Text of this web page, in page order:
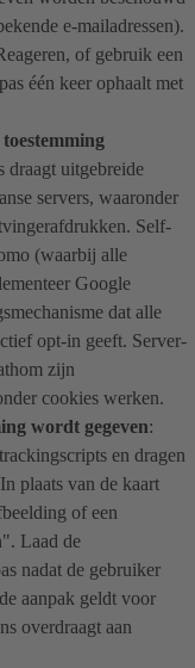
e-mailadressen).
of gebruik een
één keer ophaalt met
draagt uitgebreide
servers, waaronder
Self-
(waarbij alle
Google
dat alle
opt-in geeft. Server-
zijn
cookies werken.
wordt gegeven:
en dragen
plaats van de kaart
of een
Laad de
nadat de gebruiker
aanpak geldt voor
overdraagt aan